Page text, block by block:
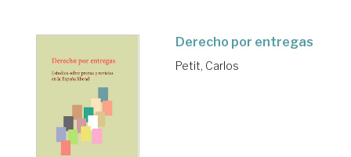
Derecho por entregas
Petit, Carlos